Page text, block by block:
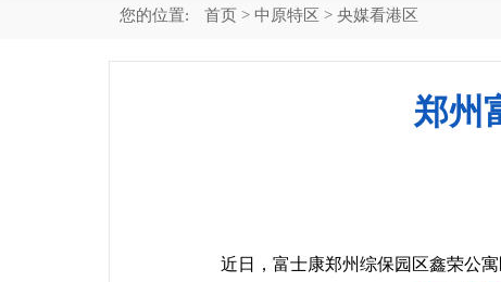
您的位置: 首页 > 中原特区 > 央媒看港区
郑州
近日，富士康郑州综保园区鑫荣公寓